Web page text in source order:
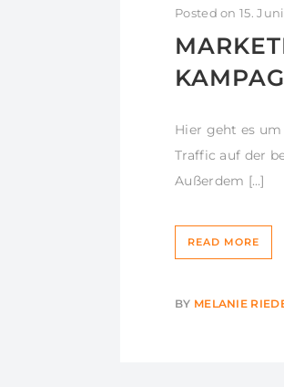
Posted on 15.
Hier geht es
Traffic auf der
Außerdem […]
READ MORE
BY MELANIE